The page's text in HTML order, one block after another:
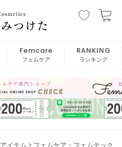
Femcare
フェムケア
RANKING
ランキング